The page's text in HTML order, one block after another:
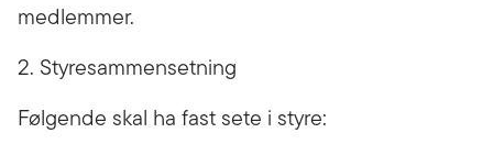
medlemmer.
2. Styresammensetning
Følgende skal ha fast sete i styre: